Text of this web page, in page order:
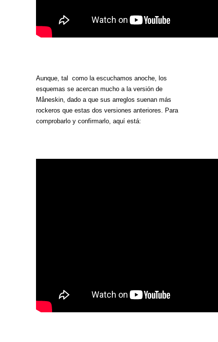
Aunque, tal como la escuchamos anoche, los
esquemas se acercan mucho a la versión de
Måneskin, dado a que sus arreglos suenan más
rockeros que estas dos versiones anteriores. Para
comprobarlo y confirmarlo, aquí está: